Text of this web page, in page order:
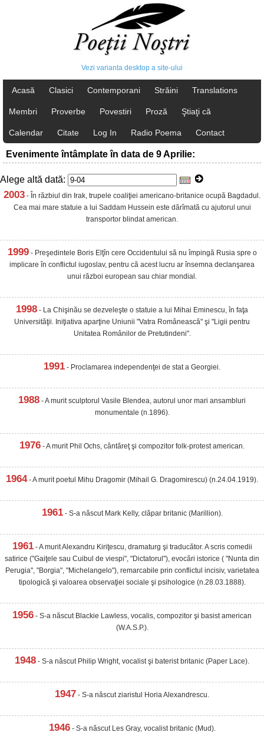
Vezi varianta desktop a site-ului
Acasă Clasici Contemporani Străini Translations
Membri Proverbe Povestiri Proză Ştiaţi că
Calendar Citate Log In Radio Poema Contact
Evenimente întâmplate în data de 9 Aprilie:
Alege altă dată:
2003 - În răzbiul din Irak, trupele coaliţiei americano-britanice ocupă Bagdadul.
Cea mai mare statuie a lui Saddam Hussein este dărîmată cu ajutorul unui
transportor blindat american.
1999- Preşedintele Boris Elţîn cere Occidentului să nu împingă Rusia spre o
implicare în conflictul iugoslav, pentru că acest lucru ar însemna declanşarea
unui război european sau chiar mondial.
1998 - La Chişinău se dezveleşte o statuie a lui Mihai Eminescu, în faţa
Universităţii. Iniţiativa aparţine Uniunii "Vatra Românească" şi "Ligii pentru
Unitatea Românilor de Pretutindeni".
1991 - Proclamarea independenţei de stat a Georgiei.
1988 - A murit sculptorul Vasile Blendea, autorul unor mari ansambluri
monumentale (n.1896).
1976 - A murit Phil Ochs, cântăreţ şi compozitor folk-protest american.
1964- A murit poetul Mihu Dragomir (Mihail G. Dragomirescu) (n.24.04.1919).
1961- S-a născut Mark Kelly, clăpar britanic (Marillion).
1961- A murit Alexandru Kiriţescu, dramaturg şi traducător. A scris comedii
satirice ("Gaiţele sau Cuibul de viespi", "Dictatorul"), evocări istorice ( "Nunta din
Perugia", "Borgia", "Michelangelo"), remarcabile prin conflictul incisiv, varietatea
tipologică şi valoarea observaţiei sociale şi psihologice (n.28.03.1888).
1956 - S-a născut Blackie Lawless, vocalis, compozitor şi basist american
(W.A.S.P.).
1948 - S-a născut Philip Wright, vocalist şi baterist britanic (Paper Lace).
1947 - S-a născut ziaristul Horia Alexandrescu.
1946- S-a născut Les Gray, vocalist britanic (Mud).